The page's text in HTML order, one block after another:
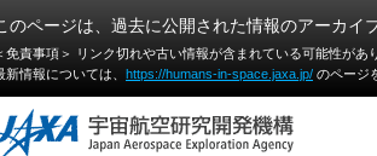
のページは、過去に公開された情報のアーカイ
免責事項＞ リンク切れや古い情報が含まれている可能性が
新情報については、 https://humans-in-space.jaxa.jp/ のページ